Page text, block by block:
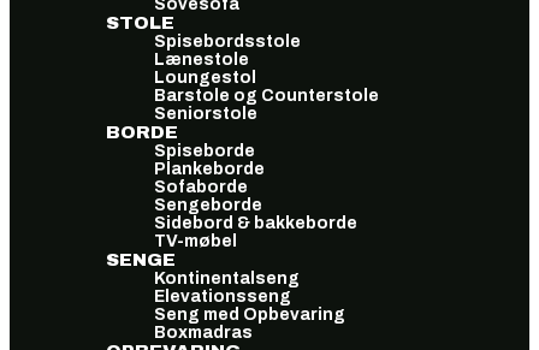
Sovesofa
STOLE
Spisebordsstole
Lænestole
Loungestol
Barstole og Counterstole
Seniorstole
BORDE
Spiseborde
Plankeborde
Sofaborde
Sengeborde
Sidebord & bakkeborde
TV-møbel
SENGE
Kontinentalseng
Elevationsseng
Seng med Opbevaring
Boxmadras